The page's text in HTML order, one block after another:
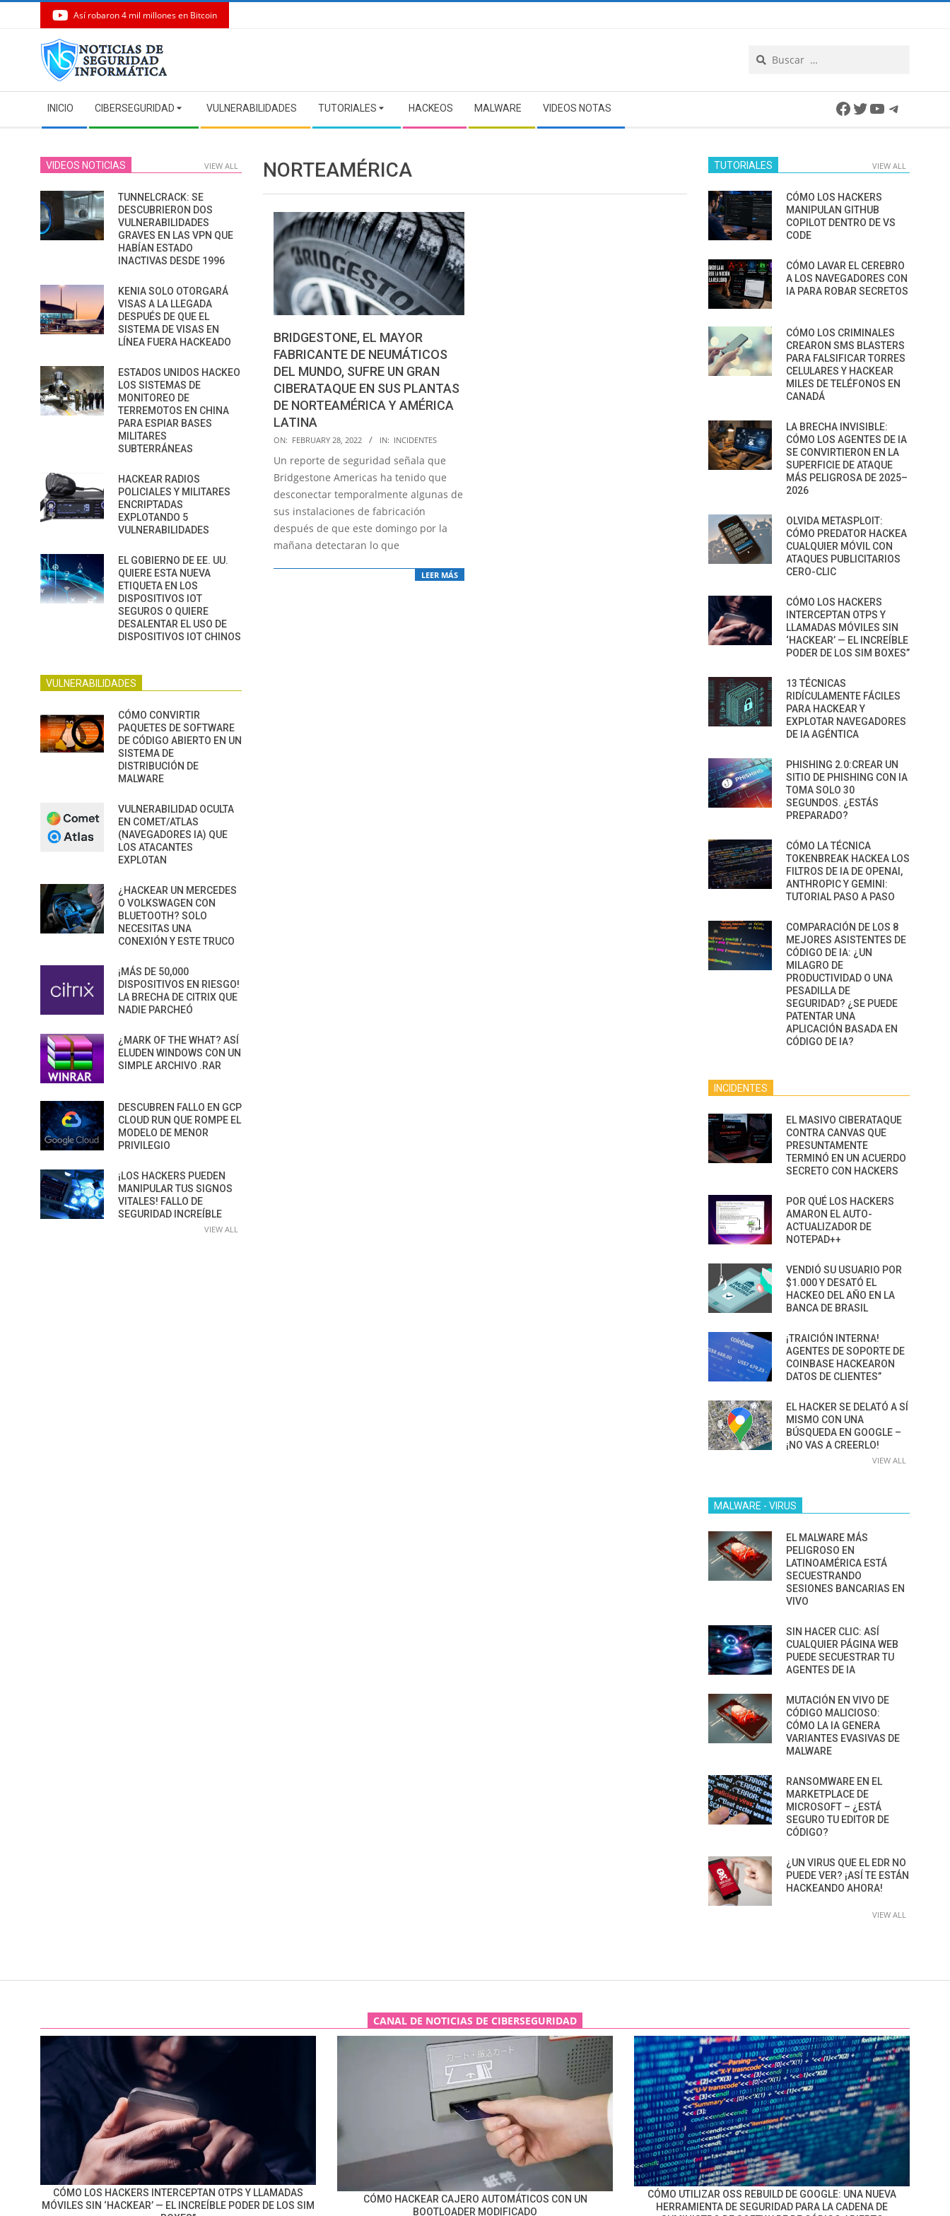
Así robaron 4 mil millones en Bitcoin
Navigation
Menu
INICIO CIBERSEGURIDAD VULNERABILIDADES TUTORIALES HACKEOS MALWARE VIDEOS NOTAS Facebook
Twitter
YouTube
NORTEAMÉRICA
BRIDGESTONE, EL MAYOR
FABRICANTE DE NEUMÁTICOS
DEL MUNDO, SUFRE UN GRAN
CIBERATAQUE EN SUS PLANTAS
DE NORTEAMÉRICA Y AMÉRICA
LATINA
2022-
02-
28
ON: FEBRUARY 28, 2022 IN: INCIDENTES
Un reporte de seguridad señala que
Bridgestone Americas ha tenido que
desconectar temporalmente algunas de
sus instalaciones de fabricación
después de que este domingo por la
mañana detectaran lo que
LEER MÁS
VIDEOS NOTICIAS VIEW ALL
TUNNELCRACK: SE
DESCUBRIERON DOS
VULNERABILIDADES
GRAVES EN LAS VPN QUE
HABÍAN ESTADO
INACTIVAS DESDE 1996
KENIA SOLO OTORGARÁ
VISAS A LA LLEGADA
DESPUÉS DE QUE EL
SISTEMA DE VISAS EN
LÍNEA FUERA HACKEADO
ESTADOS UNIDOS HACKEO
LOS SISTEMAS DE
MONITOREO DE
TERREMOTOS EN CHINA
PARA ESPIAR BASES
MILITARES
SUBTERRÁNEAS
HACKEAR RADIOS
POLICIALES Y MILITARES
ENCRIPTADAS
EXPLOTANDO 5
VULNERABILIDADES
EL GOBIERNO DE EE. UU.
QUIERE ESTA NUEVA
ETIQUETA EN LOS
DISPOSITIVOS IOT
SEGUROS O QUIERE
DESALENTAR EL USO DE
DISPOSITIVOS IOT CHINOS
VULNERABILIDADES
CÓMO CONVIRTIR
PAQUETES DE SOFTWARE
DE CÓDIGO ABIERTO EN UN
SISTEMA DE
DISTRIBUCIÓN DE
MALWARE
VULNERABILIDAD OCULTA
EN COMET/ATLAS
(NAVEGADORES IA) QUE
LOS ATACANTES
EXPLOTAN
¿HACKEAR UN MERCEDES
O VOLKSWAGEN CON
BLUETOOTH? SOLO
NECESITAS UNA
CONEXIÓN Y ESTE TRUCO
¡MÁS DE 50,000
DISPOSITIVOS EN RIESGO!
LA BRECHA DE CITRIX QUE
NADIE PARCHEÓ
¿MARK OF THE WHAT? ASÍ
ELUDEN WINDOWS CON UN
SIMPLE ARCHIVO .RAR
DESCUBREN FALLO EN GCP
CLOUD RUN QUE ROMPE EL
MODELO DE MENOR
PRIVILEGIO
¡LOS HACKERS PUEDEN
MANIPULAR TUS SIGNOS
VITALES! FALLO DE
SEGURIDAD INCREÍBLE
VIEW ALL
TUTORIALES VIEW ALL
CÓMO LOS HACKERS
MANIPULAN GITHUB
COPILOT DENTRO DE VS
CODE
CÓMO LAVAR EL CEREBRO
A LOS NAVEGADORES CON
IA PARA ROBAR SECRETOS
CÓMO LOS CRIMINALES
CREARON SMS BLASTERS
PARA FALSIFICAR TORRES
CELULARES Y HACKEAR
MILES DE TELÉFONOS EN
CANADÁ
LA BRECHA INVISIBLE:
CÓMO LOS AGENTES DE IA
SE CONVIRTIERON EN LA
SUPERFICIE DE ATAQUE
MÁS PELIGROSA DE 2025–
2026
OLVIDA METASPLOIT:
CÓMO PREDATOR HACKEA
CUALQUIER MÓVIL CON
ATAQUES PUBLICITARIOS
CERO-CLIC
CÓMO LOS HACKERS
INTERCEPTAN OTPS Y
LLAMADAS MÓVILES SIN
‘HACKEAR’ — EL INCREÍBLE
PODER DE LOS SIM BOXES”
13 TÉCNICAS
RIDÍCULAMENTE FÁCILES
PARA HACKEAR Y
EXPLOTAR NAVEGADORES
DE IA AGÉNTICA
PHISHING 2.0:CREAR UN
SITIO DE PHISHING CON IA
TOMA SOLO 30
SEGUNDOS. ¿ESTÁS
PREPARADO?
CÓMO LA TÉCNICA
TOKENBREAK HACKEA LOS
FILTROS DE IA DE OPENAI,
ANTHROPIC Y GEMINI:
TUTORIAL PASO A PASO
COMPARACIÓN DE LOS 8
MEJORES ASISTENTES DE
CÓDIGO DE IA: ¿UN
MILAGRO DE
PRODUCTIVIDAD O UNA
PESADILLA DE
SEGURIDAD? ¿SE PUEDE
PATENTAR UNA
APLICACIÓN BASADA EN
CÓDIGO DE IA?
INCIDENTES
EL MASIVO CIBERATAQUE
CONTRA CANVAS QUE
PRESUNTAMENTE
TERMINÓ EN UN ACUERDO
SECRETO CON HACKERS
POR QUÉ LOS HACKERS
AMARON EL AUTO-
ACTUALIZADOR DE
NOTEPAD++
VENDIÓ SU USUARIO POR
$1.000 Y DESATÓ EL
HACKEO DEL AÑO EN LA
BANCA DE BRASIL
¡TRAICIÓN INTERNA!
AGENTES DE SOPORTE DE
COINBASE HACKEARON
DATOS DE CLIENTES”
EL HACKER SE DELATÓ A SÍ
MISMO CON UNA
BÚSQUEDA EN GOOGLE –
¡NO VAS A CREERLO!
VIEW ALL
MALWARE - VIRUS
EL MALWARE MÁS
PELIGROSO EN
LATINOAMÉRICA ESTÁ
SECUESTRANDO
SESIONES BANCARIAS EN
VIVO
SIN HACER CLIC: ASÍ
CUALQUIER PÁGINA WEB
PUEDE SECUESTRAR TU
AGENTES DE IA
MUTACIÓN EN VIVO DE
CÓDIGO MALICIOSO:
CÓMO LA IA GENERA
VARIANTES EVASIVAS DE
MALWARE
RANSOMWARE EN EL
MARKETPLACE DE
MICROSOFT – ¿ESTÁ
SEGURO TU EDITOR DE
CÓDIGO?
¿UN VIRUS QUE EL EDR NO
PUEDE VER? ¡ASÍ TE ESTÁN
HACKEANDO AHORA!
VIEW ALL
CANAL DE NOTICIAS DE CIBERSEGURIDAD
CÓMO LOS HACKERS INTERCEPTAN OTPS Y LLAMADAS
MÓVILES SIN ‘HACKEAR’ — EL INCREÍBLE PODER DE LOS SIM
CÓMO HACKEAR CAJERO AUTOMÁTICOS CON UN
BOOTLOADER MODIFICADO
CÓMO UTILIZAR OSS REBUILD DE GOOGLE: UNA NUEVA
HERRAMIENTA DE SEGURIDAD PARA LA CADENA DE